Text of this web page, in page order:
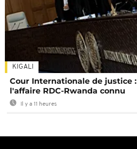
KIGALI
Cour Internationale de justice
l'affaire RDC-Rwanda connu
Il y a 11 heures